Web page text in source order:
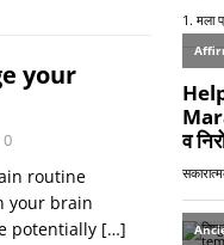
your
0
routine
your brain
potentially […]